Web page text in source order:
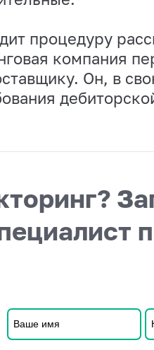
процедуру
компания
Он, в